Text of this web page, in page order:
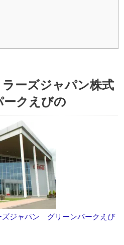
ーズジャパン株式
クえびの
ズジャパン グリーンパークえび